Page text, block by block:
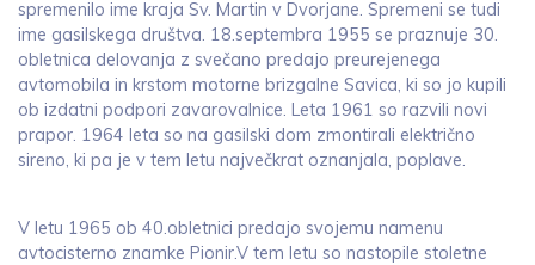
spremenilo ime kraja Sv. Martin v Dvorjane. Spremeni se tudi
ime gasilskega društva. 18.septembra 1955 se praznuje 30.
obletnica delovanja z svečano predajo preurejenega
avtomobila in krstom motorne brizgalne Savica, ki so jo kupili
ob izdatni podpori zavarovalnice. Leta 1961 so razvili novi
prapor. 1964 leta so na gasilski dom zmontirali električno
sireno, ki pa je v tem letu največkrat oznanjala, poplave.
V letu 1965 ob 40.obletnici predajo svojemu namenu
avtocisterno znamke Pionir.V tem letu so nastopile stoletne